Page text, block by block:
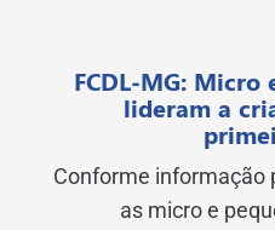
FCDL-MG: Micro
lideram a
Conforme informação
as micro e